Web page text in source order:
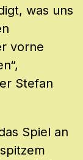
was uns
vorne
Stefan
Spiel an